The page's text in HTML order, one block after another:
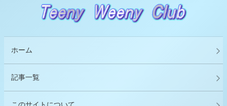
ホーム
記事一覧